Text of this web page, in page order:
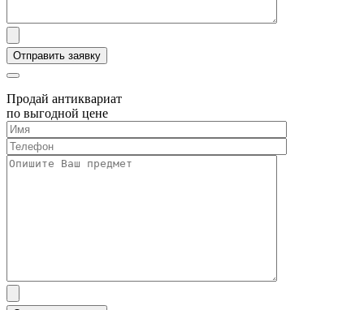
Продай антиквариат
по выгодной цене